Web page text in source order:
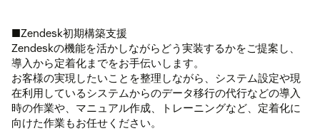
■Zendesk初期構築支援
Zendeskの機能を活かしながらどう実装するかをご提案し、
導入から定着化までをお手伝いします。
お客様の実現したいことを整理しながら、システム設定や現
在利用しているシステムからのデータ移行の代行などの導入
時の作業や、マニュアル作成、トレーニングなど、定着化に
向けた作業もお任せください。